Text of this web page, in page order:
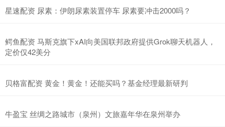
星速配资 尿素：伊朗尿素装置停车 尿素要冲击2000吗？
鳄鱼配资 马斯克旗下xAI向美国联邦政府提供Grok聊天机器人，
定价仅42美分
贝格富配资 黄金！黄金！还能买吗？基金经理最新研判
牛盈宝 丝绸之路城市（泉州）文旅嘉年华在泉州举办